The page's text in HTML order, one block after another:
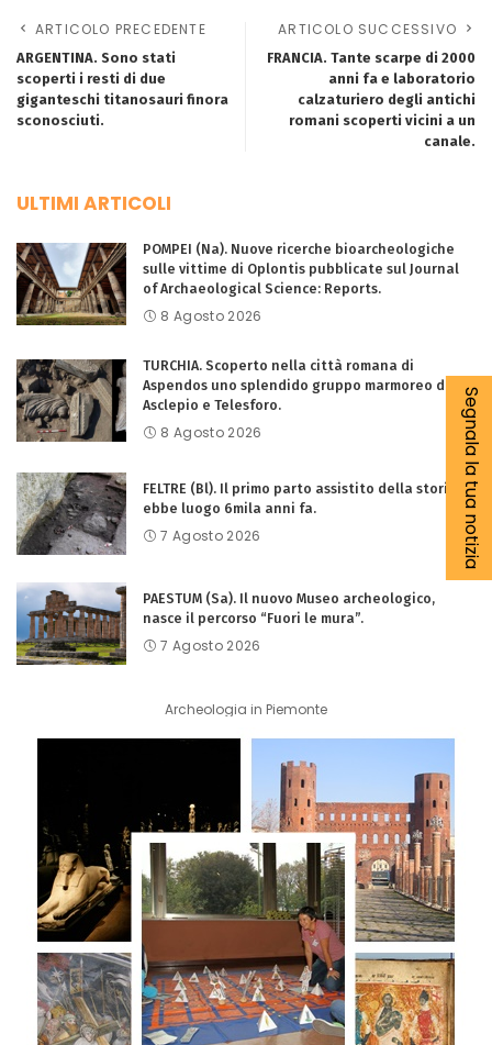
ARTICOLO PRECEDENTE
ARGENTINA. Sono stati
scoperti i resti di due
giganteschi titanosauri finora
sconosciuti.
ARTICOLO SUCCESSIVO
FRANCIA. Tante scarpe di 2000
anni fa e laboratorio
calzaturiero degli antichi
romani scoperti vicini a un
canale.
ULTIMI ARTICOLI
POMPEI (Na). Nuove ricerche bioarcheologiche
sulle vittime di Oplontis pubblicate sul Journal
of Archaeological Science: Reports.
8 Agosto 2026
TURCHIA. Scoperto nella città romana di
Aspendos uno splendido gruppo marmoreo di
Asclepio e Telesforo.
8 Agosto 2026
FELTRE (Bl). Il primo parto assistito della storia
ebbe luogo 6mila anni fa.
7 Agosto 2026
PAESTUM (Sa). Il nuovo Museo archeologico,
nasce il percorso “Fuori le mura”.
7 Agosto 2026
Archeologia in Piemonte
Segnala la tua notizia